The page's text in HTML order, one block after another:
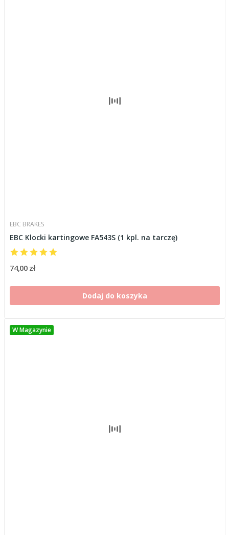
EBC BRAKES
EBC Klocki kartingowe FA543S (1 kpl. na tarczę)
74,00 zł
Dodaj do koszyka
W Magazynie